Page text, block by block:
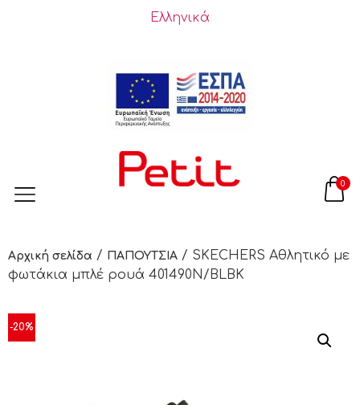
Ελληνικά
0
Αρχική σελίδα / ΠΑΠΟΥΤΣΙΑ / SKECHERS Αθλητικό με
φωτάκια μπλέ ρουά 401490N/BLBK
-20%